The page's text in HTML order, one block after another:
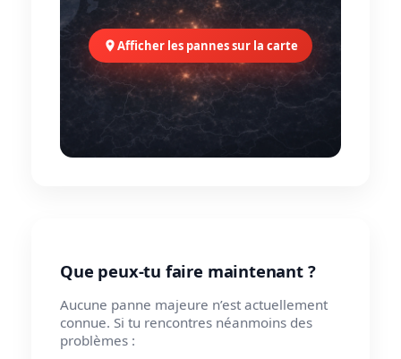
Afficher les pannes sur la carte
Que peux-tu faire maintenant ?
Aucune panne majeure n’est actuellement
connue. Si tu rencontres néanmoins des
problèmes :